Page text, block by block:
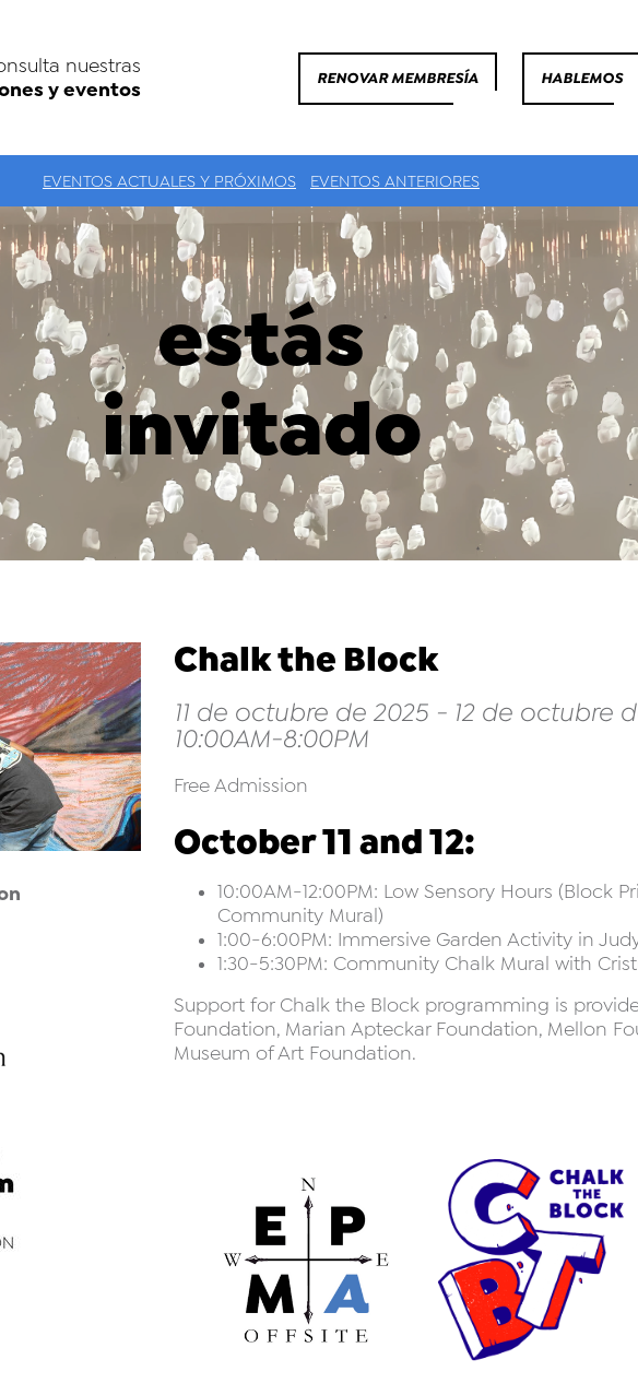
nuestras
y eventos RENOVAR MEMBRESÍA HABLEMOS
EVENTOS ACTUALES Y PRÓXIMOS EVENTOS ANTERIORES
estás
invitado
Chalk the Block
11 de octubre de 2025 - 12 de octubre
10:00AM-8:00PM
Free Admission
October 11 and 12:
10:00AM-12:00PM: Low Sensory Hours (Block
Community Mural)
1:00-6:00PM: Immersive Garden Activity in
1:30-5:30PM: Community Chalk Mural with
Support for Chalk the Block programming is
Foundation, Marian Apteckar Foundation, Mellon
Museum of Art Foundation.